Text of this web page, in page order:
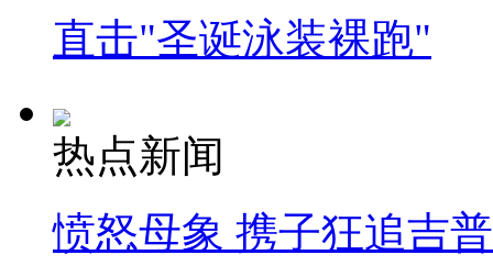
直击"圣诞泳装裸跑"
热点新闻
愤怒母象 携子狂追吉